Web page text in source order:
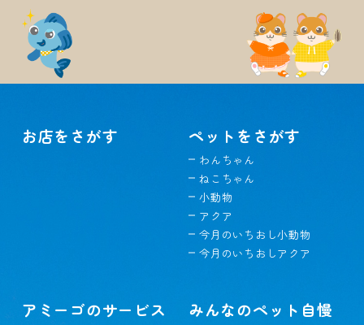
お店をさがす ペットをさがす
わんちゃん
ねこちゃん
小動物
アクア
今月のいちおし小動物
今月のいちおしアクア
アミーゴのサービス みんなのペット自慢